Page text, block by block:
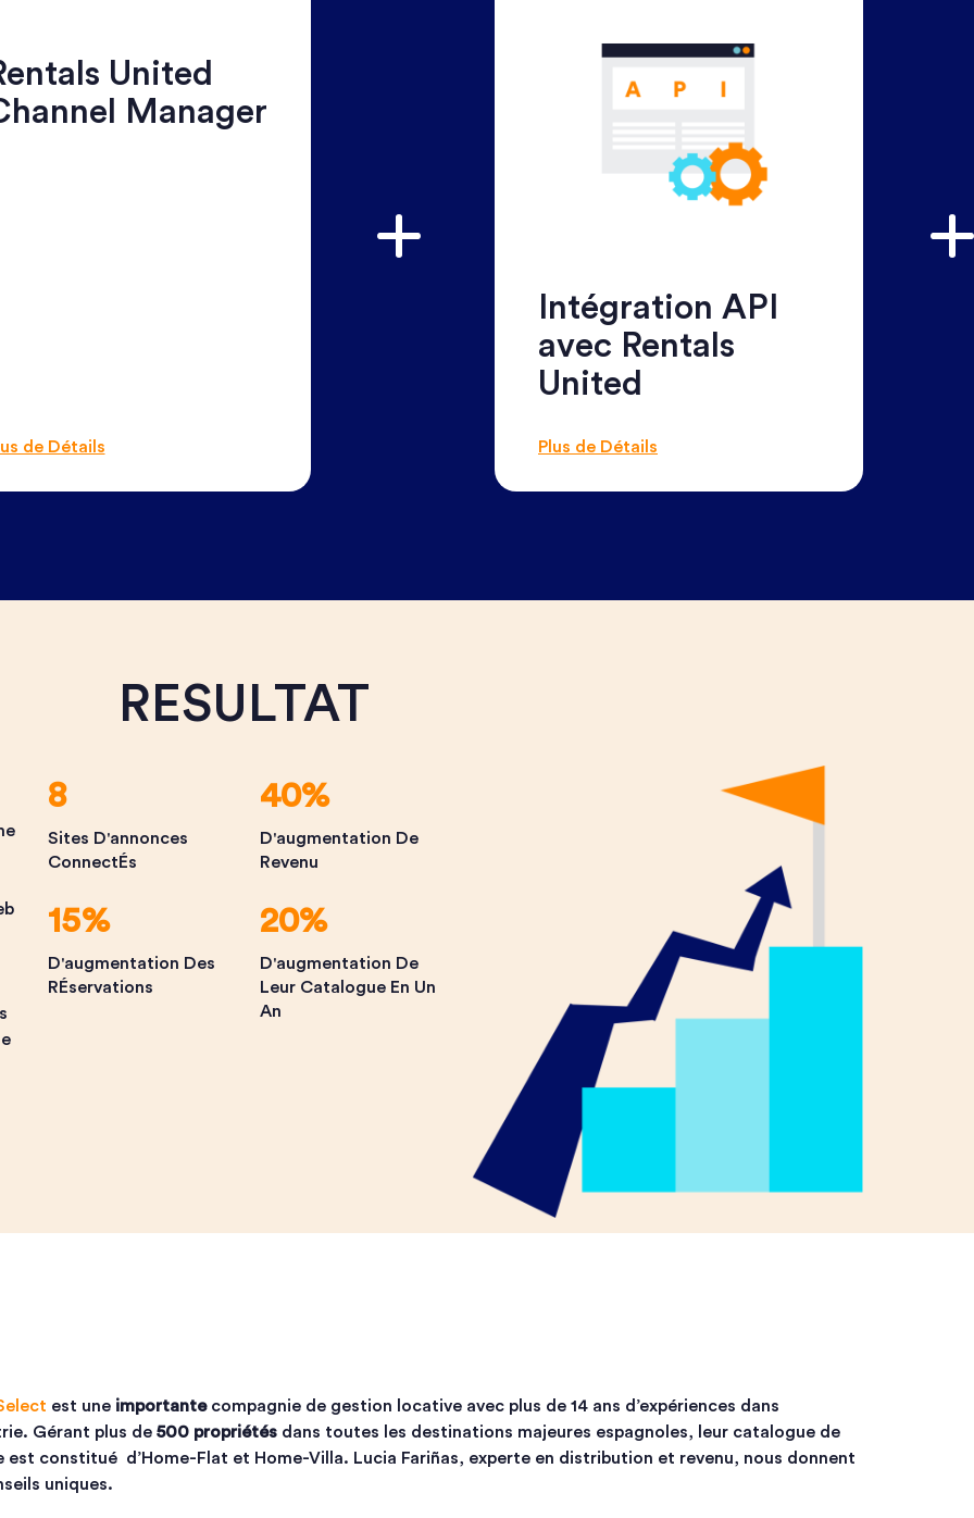
United
Manager
de Détails
Intégration API
avec Rentals
United
Plus de Détails
RESULTAT
8
Sites D'annonces
ConnectÉs
40%
D'augmentation De
Revenu
15%
D'augmentation Des
RÉservations
20%
D'augmentation De
Leur Catalogue En Un
An
est une importante compagnie de gestion locative avec plus de 14 ans d’expériences dans
Gérant plus de 500 propriétésdans toutes les destinations majeures espagnoles, leur catalogue de
est constitué d’Home-Flat et Home-Villa. Lucia Fariñas, experte en distribution et revenu, nous donnent
uniques.